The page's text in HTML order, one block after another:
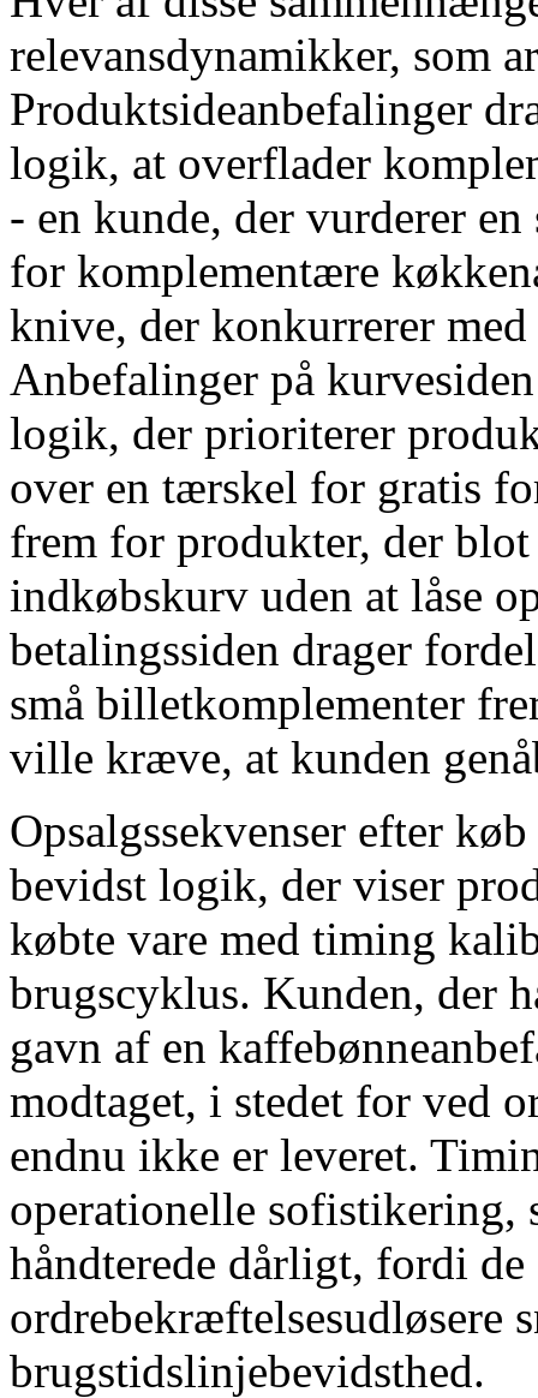
relevansdynamikker, som
Produktsideanbefalinger
logik, at overflader
- en kunde, der vurderer
for komplementære
knive, der konkurrerer
Anbefalinger på
logik, der prioriterer
over en tærskel for gratis
frem for produkter, der
indkøbskurv uden at låse
betalingssiden drager
små billetkomplementer
ville kræve, at kunden
Opsalgssekvenser efter
bevidst logik, der viser
købte vare med timing
brugscyklus. Kunden, der
gavn af en
modtaget, i stedet for ved
endnu ikke er leveret.
operationelle sofistikering,
håndterede dårligt, fordi de
ordrebekræftelsesudløsere
brugstidslinjebevidsthed.